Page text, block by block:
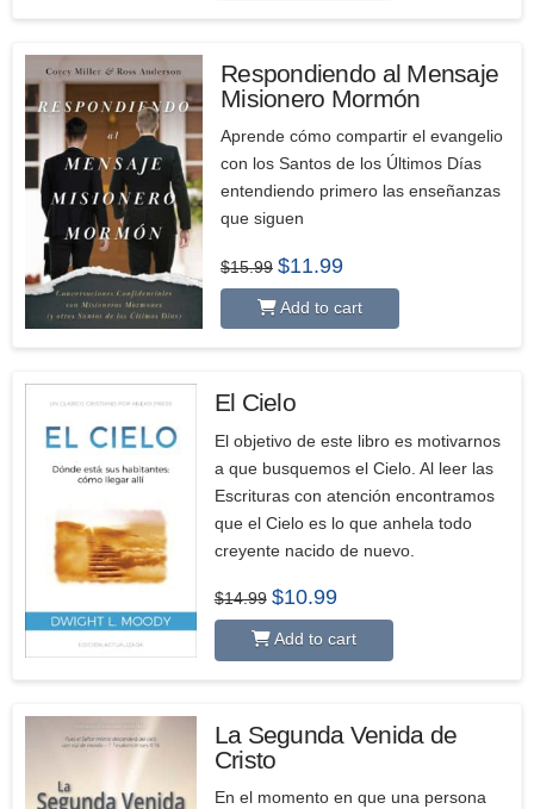
Respondiendo al Mensaje
Misionero Mormón
Aprende cómo compartir el evangelio
con los Santos de los Últimos Días
entendiendo primero las enseñanzas
que siguen
$15.99 Original
price
$15.99.
$11.99Current
$11.99.
Add to cart
El Cielo
El objetivo de este libro es motivarnos
a que busquemos el Cielo. Al leer las
Escrituras con atención encontramos
que el Cielo es lo que anhela todo
creyente nacido de nuevo.
$14.99 Original
price
$14.99.
$10.99Current
$10.99.
Add to cart
La Segunda Venida de
Cristo
En el momento en que una persona